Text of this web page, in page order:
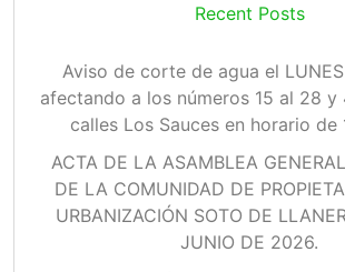
Recent Posts
Aviso de corte de agua el
afectando a los números 15 al 28 y
calles Los Sauces en horario de
ACTA DE LA ASAMBLEA
DE LA COMUNIDAD DE
URBANIZACIÓN SOTO DE
JUNIO DE 2026.